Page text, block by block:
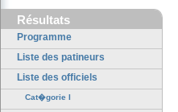
Résultats
Programme
Liste des patineurs
Liste des officiels
Cat�gorie I